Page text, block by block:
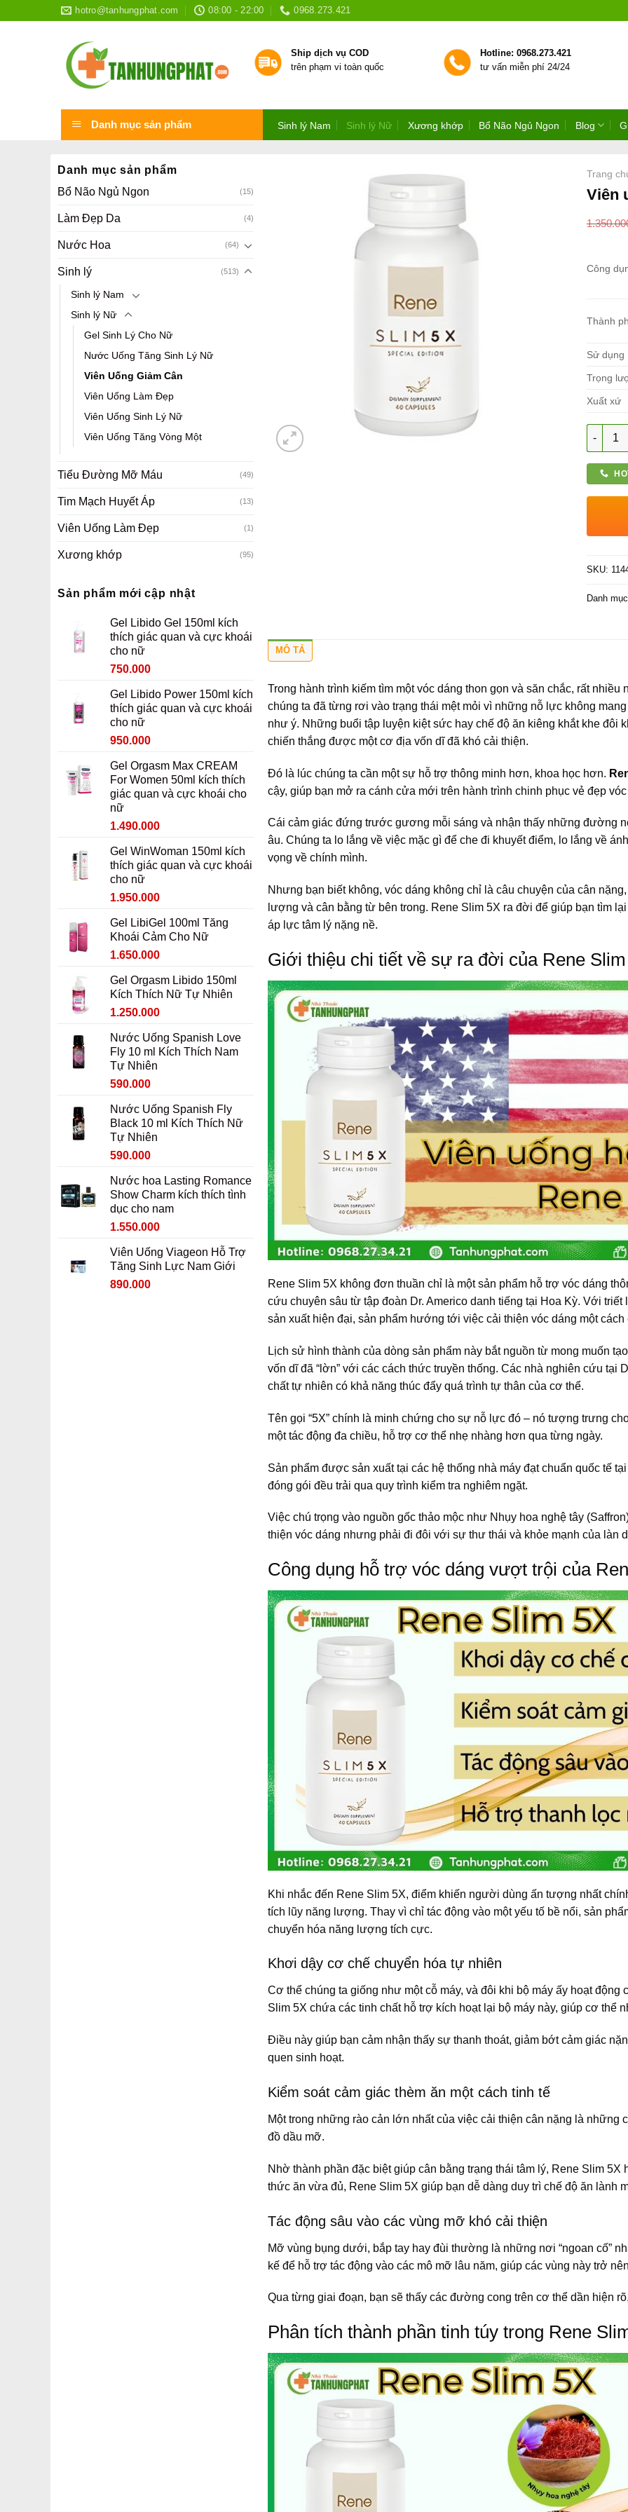
hotro@tanhungphat.com 08:00 - 22:00 0968.273.421
Ship dịch vụ COD
trên phạm vi toàn quốc
Hotline: 0968.273.421
tư vấn miễn phí 24/24
Danh mục sản phẩm Sinh lý Nam Sinh lý Nữ Xương khớp Bổ Não Ngủ Ngon Blog
Danh mục sản phẩm
Bổ Não Ngủ Ngon
(15)
Làm Đẹp Da (4)
Nước Hoa (64)
Sinh lý (513)
Sinh lý Nam
Sinh lý Nữ
Gel Sinh Lý Cho Nữ
Nước Uống Tăng Sinh Lý Nữ
Viên Uống Giảm Cân
Viên Uống Làm Đẹp
Viên Uống Sinh Lý Nữ
Viên Uống Tăng Vòng Một
Tiểu Đường Mỡ Máu (49)
Tim Mạch Huyết Áp (13)
Viên Uống Làm Đẹp (1)
Xương khớp (95)
Sản phẩm mới cập nhật
Gel Libido Gel 150ml kích
thích giác quan và cực khoái
cho nữ
Giá
là:
950.000 ₫.
750.000
tại
là:
Gel Libido Power 150ml kích
thích giác quan và cực khoái
cho nữ
Giá
là:
1.150.000 ₫.
950.000
tại
là:
950.000 ₫.
Gel Orgasm Max CREAM
For Women 50ml kích thích
giác quan và cực khoái cho
nữ
Giá
là:
1.690.000 ₫.
1.490.000
tại
là:
Gel WinWoman 150ml kích
thích giác quan và cực khoái
cho nữ
Giá
là:
2.150.000 ₫.
1.950.000
tại
là:
Gel LibiGel 100ml Tăng
Khoái Cảm Cho Nữ
Giá
là:
1.850.000 ₫.
1.650.000
tại
là:
Gel Orgasm Libido 150ml
Kích Thích Nữ Tự Nhiên
Giá
là:
1.450.000 ₫.
1.250.000
tại
là:
Nước Uống Spanish Love
Fly 10 ml Kích Thích Nam
Tự Nhiên
Giá
là:
790.000 ₫.
590.000
tại
là:
590.000 ₫.
Nước Uống Spanish Fly
Black 10 ml Kích Thích Nữ
Tự Nhiên
Giá
là:
790.000 ₫.
590.000
tại
là:
590.000 ₫.
Nước hoa Lasting Romance
Show Charm kích thích tình
dục cho nam
Giá
là:
1.750.000 ₫.
1.550.000
tại
là:
Viên Uống Viageon Hỗ Trợ
Tăng Sinh Lực Nam Giới
Giá
890.000
Trang
Viên
Công
Thành
Sử dụng
Trọng
Xuất xứ
Số
SKU:
Danh
MÔ TẢ
Trong hành trình kiếm tìm một vóc dáng thon gọn và săn chắc, rất nhiều
chúng ta đã từng rơi vào trạng thái mệt mỏi vì những nỗ lực không
như ý. Những buổi tập luyện kiệt sức hay chế độ ăn kiêng khắt khe đôi
chiến thắng được một cơ địa vốn dĩ đã khó cải thiện.
Đó là lúc chúng ta cần một sự hỗ trợ thông minh hơn, khoa học hơn.
cậy, giúp bạn mở ra cánh cửa mới trên hành trình chinh phục vẻ đẹp
Cái cảm giác đứng trước gương mỗi sáng và nhận thấy những đường
âu. Chúng ta lo lắng về việc mặc gì để che đi khuyết điểm, lo lắng về
vọng về chính mình.
Nhưng bạn biết không, vóc dáng không chỉ là câu chuyện của cân
lượng và cân bằng từ bên trong. Rene Slim 5X ra đời để giúp bạn tìm
áp lực tâm lý nặng nề.
Giới thiệu chi tiết về sự ra đời của Rene
Rene Slim 5X không đơn thuần chỉ là một sản phẩm hỗ trợ vóc dáng
cứu chuyên sâu từ tập đoàn Dr. Americo danh tiếng tại Hoa Kỳ. Với
sản xuất hiện đại, sản phẩm hướng tới việc cải thiện vóc dáng một
Lịch sử hình thành của dòng sản phẩm này bắt nguồn từ mong muốn
vốn dĩ đã “lờn” với các cách thức truyền thống. Các nhà nghiên cứu tại
chất tự nhiên có khả năng thúc đẩy quá trình tự thân của cơ thể.
Tên gọi “5X” chính là minh chứng cho sự nỗ lực đó – nó tượng trưng
một tác động đa chiều, hỗ trợ cơ thể nhẹ nhàng hơn qua từng ngày.
Sản phẩm được sản xuất tại các hệ thống nhà máy đạt chuẩn quốc tế
đóng gói đều trải qua quy trình kiểm tra nghiêm ngặt.
Việc chú trọng vào nguồn gốc thảo mộc như Nhụy hoa nghệ tây
thiện vóc dáng nhưng phải đi đôi với sự thư thái và khỏe mạnh của làn
Công dụng hỗ trợ vóc dáng vượt trội của
Khi nhắc đến Rene Slim 5X, điểm khiến người dùng ấn tượng nhất
tích lũy năng lượng. Thay vì chỉ tác động vào một yếu tố bề nổi, sản
chuyển hóa năng lượng tích cực.
Khơi dậy cơ chế chuyển hóa tự nhiên
Cơ thể chúng ta giống như một cỗ máy, và đôi khi bộ máy ấy hoạt
Slim 5X chứa các tinh chất hỗ trợ kích hoạt lại bộ máy này, giúp cơ
Điều này giúp bạn cảm nhận thấy sự thanh thoát, giảm bớt cảm giác
quen sinh hoạt.
Kiểm soát cảm giác thèm ăn một cách tinh tế
Một trong những rào cản lớn nhất của việc cải thiện cân nặng là những
đồ dầu mỡ.
Nhờ thành phần đặc biệt giúp cân bằng trạng thái tâm lý, Rene Slim
thức ăn vừa đủ, Rene Slim 5X giúp bạn dễ dàng duy trì chế độ ăn lành
Tác động sâu vào các vùng mỡ khó cải thiện
Mỡ vùng bụng dưới, bắp tay hay đùi thường là những nơi “ngoan cố”
kế để hỗ trợ tác động vào các mô mỡ lâu năm, giúp các vùng này trở
Qua từng giai đoạn, bạn sẽ thấy các đường cong trên cơ thể dần hiện
Phân tích thành phần tinh túy trong Rene